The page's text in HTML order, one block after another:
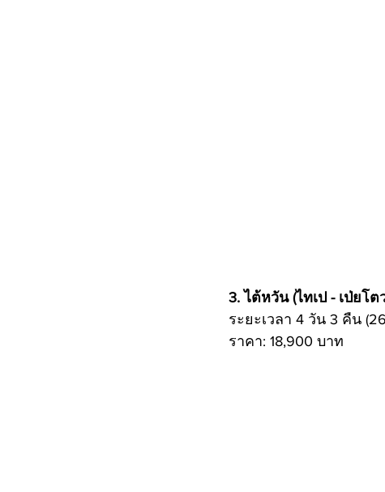
3. ไต้หวัน (ไทเป - เป่ยโต
ระยะเวลา 4 วัน 3 คืน
ราคา: 18,900 บาท